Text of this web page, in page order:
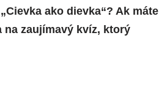
ako dievka“? Ak máte
zaujímavý kvíz, ktorý